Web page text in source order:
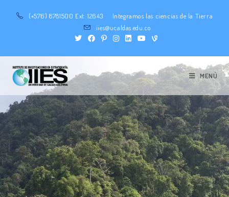
(+576) 8781500 Ext. 12643
Integramos las ciencias de la Tierra
iies@ucaldas.edu.co
MENÚ